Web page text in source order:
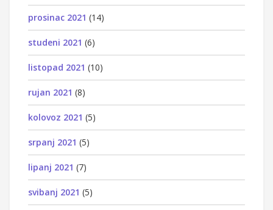
prosinac 2021 (14)
studeni 2021 (6)
listopad 2021 (10)
rujan 2021 (8)
kolovoz 2021 (5)
srpanj 2021 (5)
lipanj 2021 (7)
svibanj 2021 (5)